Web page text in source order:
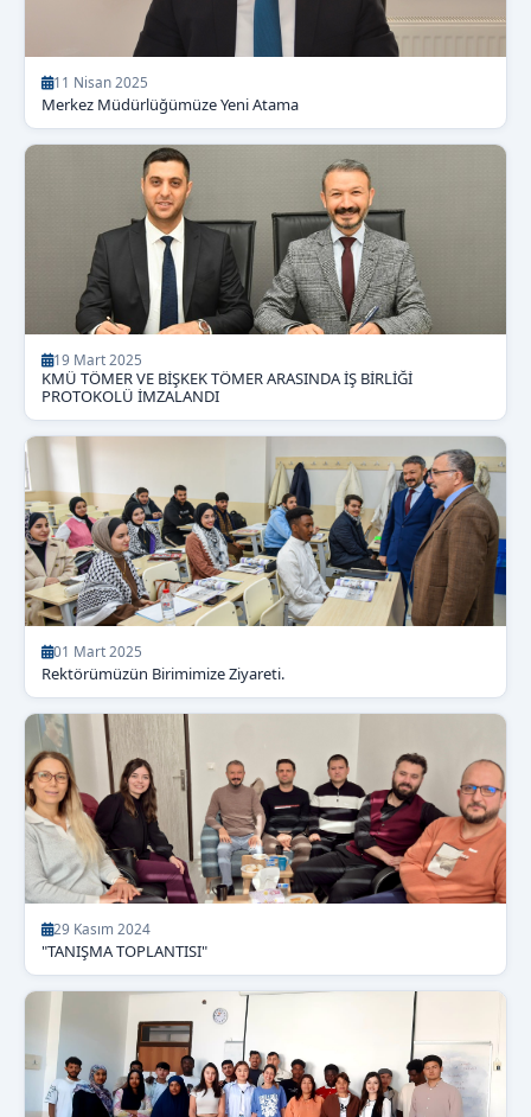
11 Nisan 2025
Merkez Müdürlüğümüze Yeni Atama
19 Mart 2025
KMÜ TÖMER VE BİŞKEK TÖMER ARASINDA İŞ BİRLİĞİ
PROTOKOLÜ İMZALANDI
01 Mart 2025
Rektörümüzün Birimimize Ziyareti.
29 Kasım 2024
"TANIŞMA TOPLANTISI"